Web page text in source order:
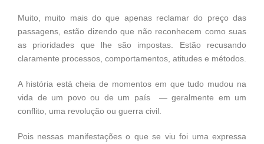
Muito, muito mais do que apenas reclamar do preço das
passagens, estão dizendo que não reconhecem como suas
as prioridades que lhe são impostas. Estão recusando
claramente processos, comportamentos, atitudes e métodos.
A história está cheia de momentos em que tudo mudou na
vida de um povo ou de um país — geralmente em um
conflito, uma revolução ou guerra civil.
Pois nessas manifestações o que se viu foi uma expressa